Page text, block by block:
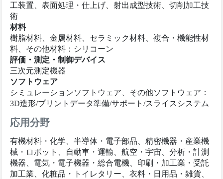
工装置、表面処理・仕上げ、射出成型技術、切削加工技
術
材料
樹脂材料、金属材料、セラミック材料、複合・機能性材
料、その他材料：シリコーン
評価・測定・制御デバイス
三次元測定機器
ソフトウェア
シミュレーションソフトウェア、その他ソフトウェア：
3D造形/プリントデータ準備/サポート/スライスシステム
応用分野
有機材料・化学、半導体・電子部品、精密機器・産業機
械・ロボット、自動車・運輸、航空・宇宙、分析・計測
機器、電気・電子機器・総合電機、印刷・加工業・受託
加工業、化粧品・トイレタリー、衣料・日用品・雑貨、